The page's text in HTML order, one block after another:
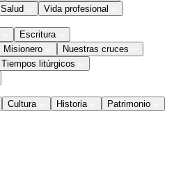
Salud Vida profesional
Escritura
Misionero
Nuestras cruces
Tiempos litúrgicos
Cultura Historia
Patrimonio